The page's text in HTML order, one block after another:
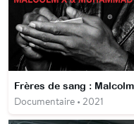
Documentaire • 2021